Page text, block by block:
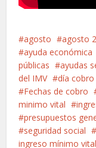
agosto agosto
ayuda económica
públicas
ayudas
del IMV
día
Fechas de cobro
minimo vital
presupuestos
seguridad social
ingreso mínimo vital